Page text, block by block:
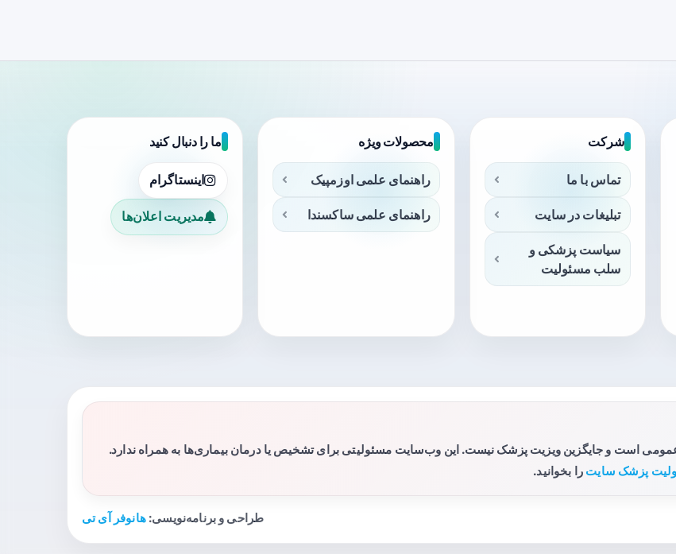
شرکت
تماس با ما
تبلیغات در سایت
سیاست پزشکی و
سلب مسئولیت
محصولات ویژه
راهنمای علمی اوزمپیک
راهنمای علمی ساکسندا
ما را دنبال کنید
اینستاگرام
مدیریت اعلان‌ها
است و جایگزین ویزیت پزشک نیست. این وب‌سایت مسئولیتی برای تشخیص یا درمان بیماری‌ها به همراه ندارد.
پزشک سایت را بخوانید.
طراحی و برنامه‌نویسی:هانوفر آی تی